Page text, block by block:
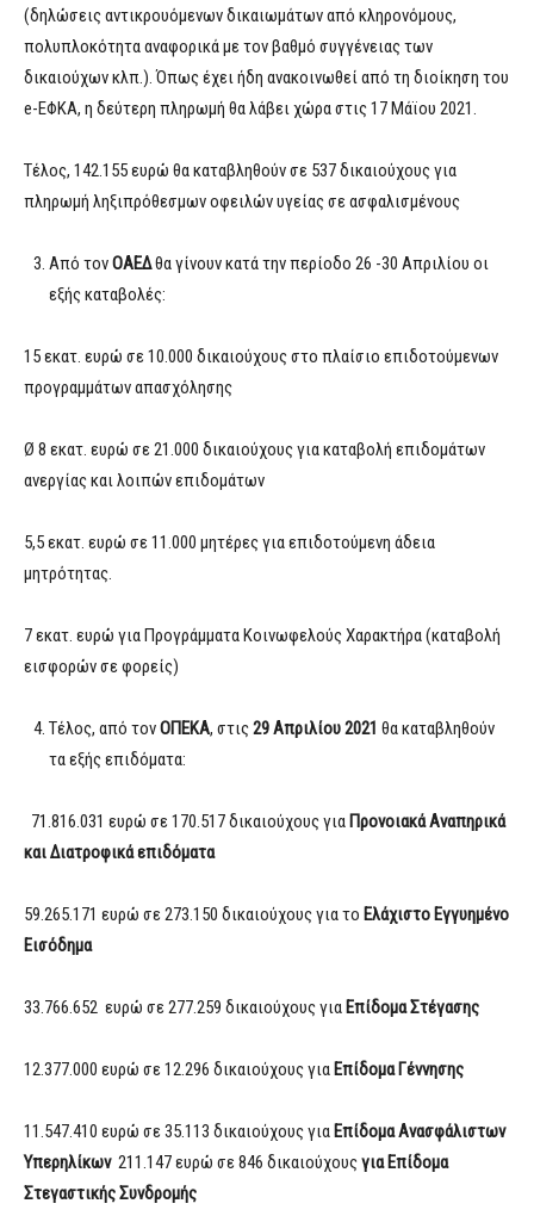
(δηλώσεις αντικρουόμενων δικαιωμάτων από κληρονόμους,
πολυπλοκότητα αναφορικά με τον βαθμό συγγένειας των
δικαιούχων κλπ.). Όπως έχει ήδη ανακοινωθεί από τη διοίκηση του
e-ΕΦΚΑ, η δεύτερη πληρωμή θα λάβει χώρα στις 17 Μάϊου 2021.
Τέλος, 142.155 ευρώ θα καταβληθούν σε 537 δικαιούχους για
πληρωμή ληξιπρόθεσμων οφειλών υγείας σε ασφαλισμένους
Από τονΟΑΕΔθα γίνουν κατά την περίοδο 26 -30 Απριλίου οι
εξής καταβολές:
15 εκατ. ευρώ σε 10.000 δικαιούχους στο πλαίσιο επιδοτούμενων
προγραμμάτων απασχόλησης
Ø 8 εκατ. ευρώ σε 21.000 δικαιούχους για καταβολή επιδομάτων
ανεργίας και λοιπών επιδομάτων
5,5 εκατ. ευρώ σε 11.000 μητέρες για επιδοτούμενη άδεια
μητρότητας.
7 εκατ. ευρώ για Προγράμματα Κοινωφελούς Χαρακτήρα (καταβολή
εισφορών σε φορείς)
Τέλος, από τονΟΠΕΚΑ, στις29 Απριλίου 2021 θα καταβληθούν
τα εξής επιδόματα:
71.816.031 ευρώ σε 170.517 δικαιούχους για Προνοιακά Αναπηρικά
και Διατροφικά επιδόματα
59.265.171 ευρώ σε 273.150 δικαιούχους για το Ελάχιστο Εγγυημένο
Εισόδημα
33.766.652 ευρώ σε 277.259 δικαιούχους για Επίδομα Στέγασης
12.377.000 ευρώ σε 12.296 δικαιούχους για Επίδομα Γέννησης
11.547.410 ευρώ σε 35.113 δικαιούχους για Επίδομα Ανασφάλιστων
Υπερηλίκων211.147 ευρώ σε 846 δικαιούχουςγια Επίδομα
Στεγαστικής Συνδρομής